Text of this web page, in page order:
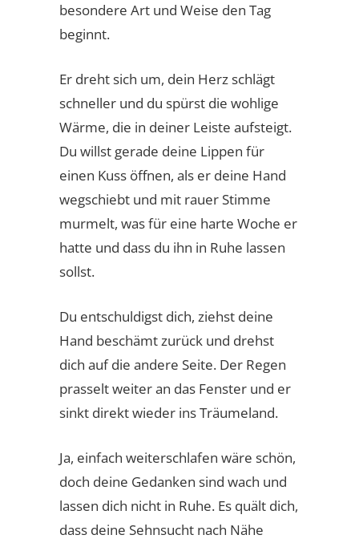
besondere Art und Weise den Tag
beginnt.
Er dreht sich um, dein Herz schlägt
schneller und du spürst die wohlige
Wärme, die in deiner Leiste aufsteigt.
Du willst gerade deine Lippen für
einen Kuss öffnen, als er deine Hand
wegschiebt und mit rauer Stimme
murmelt, was für eine harte Woche er
hatte und dass du ihn in Ruhe lassen
sollst.
Du entschuldigst dich, ziehst deine
Hand beschämt zurück und drehst
dich auf die andere Seite. Der Regen
prasselt weiter an das Fenster und er
sinkt direkt wieder ins Träumeland.
Ja, einfach weiterschlafen wäre schön,
doch deine Gedanken sind wach und
lassen dich nicht in Ruhe. Es quält dich,
dass deine Sehnsucht nach Nähe